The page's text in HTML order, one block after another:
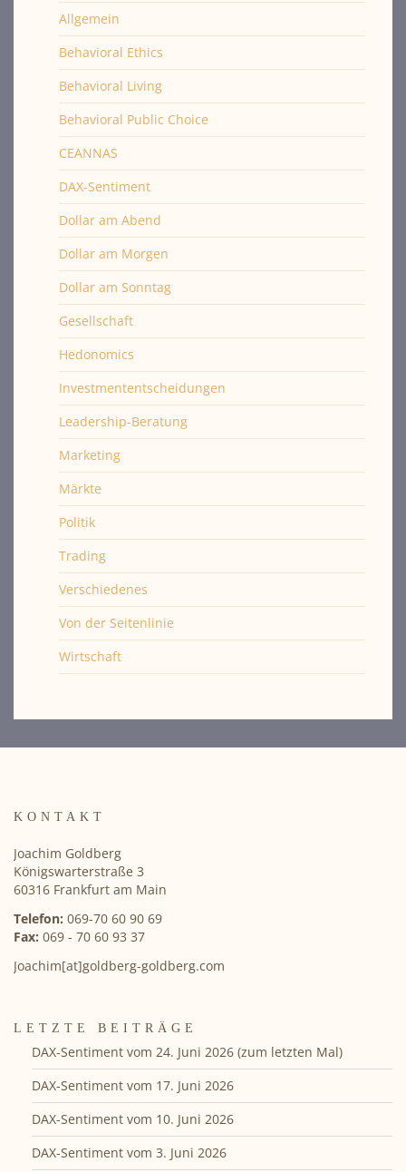
Allgemein
Behavioral Ethics
Behavioral Living
Behavioral Public Choice
CEANNAS
DAX-Sentiment
Dollar am Abend
Dollar am Morgen
Dollar am Sonntag
Gesellschaft
Hedonomics
Investmententscheidungen
Leadership-Beratung
Marketing
Märkte
Politik
Trading
Verschiedenes
Von der Seitenlinie
Wirtschaft
KONTAKT
Joachim Goldberg
Königswarterstraße 3
60316 Frankfurt am Main
Telefon: 069-70 60 90 69
Fax: 069 - 70 60 93 37
Joachim[at]goldberg-goldberg.com
LETZTE BEITRÄGE
DAX-Sentiment vom 24. Juni 2026 (zum letzten Mal)
DAX-Sentiment vom 17. Juni 2026
DAX-Sentiment vom 10. Juni 2026
DAX-Sentiment vom 3. Juni 2026